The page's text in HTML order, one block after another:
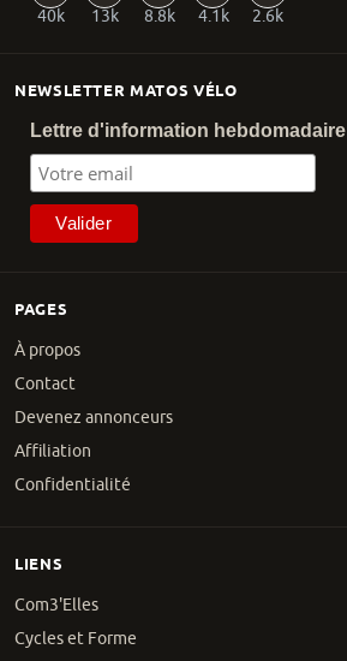
PAGES
À propos
Contact
Devenez annonceurs
Affiliation
Confidentialité
NEWSLETTER MATOS VÉLO
Lettre d'information hebdomadaire
40k 13k 8.8k 4.1k 2.6k
LIENS
Com3'Elles
Cycles et Forme